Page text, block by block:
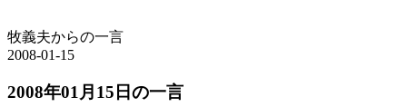
牧義夫からの一言
2008-01-15
2008年01月15日の一言